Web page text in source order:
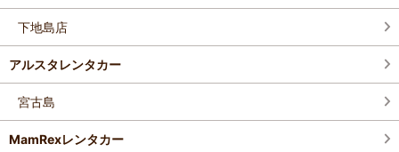
下地島店
アルスタレンタカー
宮古島
MamRexレンタカー